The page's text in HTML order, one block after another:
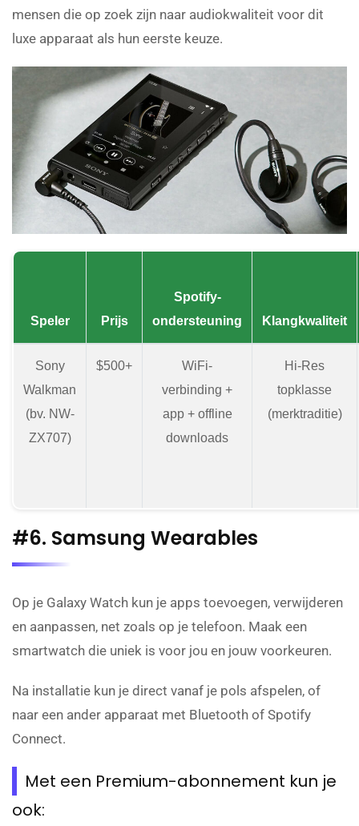
mensen die op zoek zijn naar audiokwaliteit voor dit
luxe apparaat als hun eerste keuze.
Speler Prijs
Spotify-
ondersteuning
Klangkwaliteit
Sony
Walkman
(bv. NW-
ZX707)
$500+
WiFi-
verbinding +
app + offline
downloads
Hi-Res
topklasse
(merktraditie)
#6. Samsung Wearables
Op je Galaxy Watch kun je apps toevoegen, verwijderen
en aanpassen, net zoals op je telefoon. Maak een
smartwatch die uniek is voor jou en jouw voorkeuren.
Na installatie kun je direct vanaf je pols afspelen, of
naar een ander apparaat met Bluetooth of Spotify
Connect.
Met een Premium-abonnement kun je
ook: